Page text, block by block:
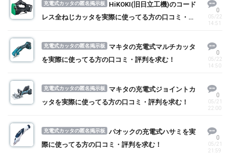
充電式カッタの匿名掲示板
HiKOKI(旧日立工機)のコード
レス全ねじカッタを実際に使ってる方の口コミ・評
0
05/22
14:51
充電式カッタの匿名掲示板
マキタの充電式マルチカッタ
を実際に使ってる方の口コミ・評判を求む！
0
05/22
14:50
充電式カッタの匿名掲示板
マキタの充電式ジョイントカ
ッタを実際に使ってる方の口コミ・評判を求む！
0
05/21
22:00
充電式カッタの匿名掲示板
パオックの充電式ハサミを実
際に使ってる方の口コミ・評判を求む！
0
05/21
21:59